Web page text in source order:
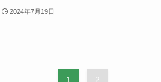
2024年7月19日
1 2